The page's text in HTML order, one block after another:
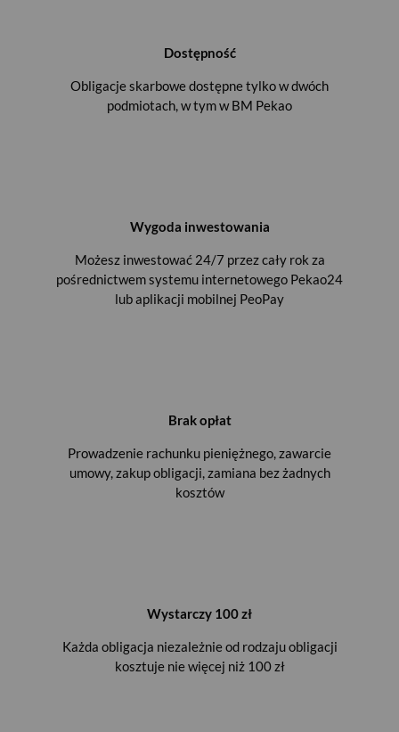
Dostępność
Obligacje skarbowe dostępne tylko w dwóch
podmiotach, w tym w BM Pekao
Wygoda inwestowania
Możesz inwestować 24/7 przez cały rok za
pośrednictwem systemu internetowego Pekao24
lub aplikacji mobilnej PeoPay
Brak opłat
Prowadzenie rachunku pieniężnego, zawarcie
umowy, zakup obligacji, zamiana bez żadnych
kosztów
Wystarczy 100 zł
Każda obligacja niezależnie od rodzaju obligacji
kosztuje nie więcej niż 100 zł